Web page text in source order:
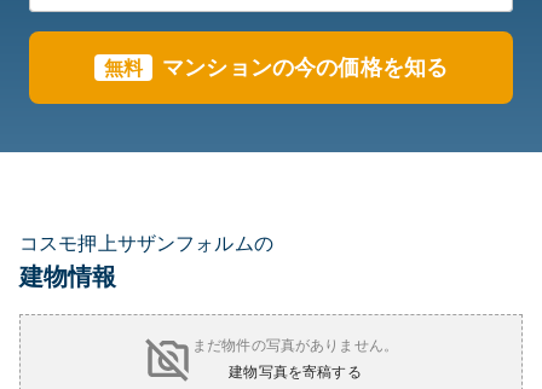
無料 マンションの今の価格を知る
コスモ押上サザンフォルムの
建物情報
まだ物件の写真がありません。
建物写真を寄稿する